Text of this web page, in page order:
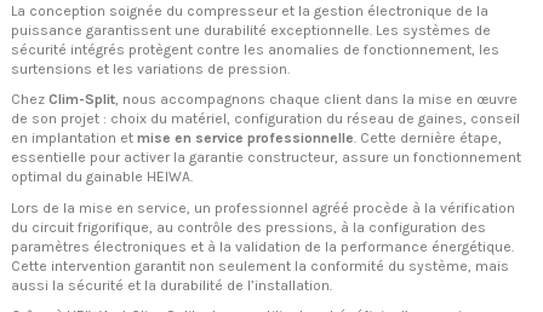
La conception soignée du compresseur et la gestion électronique de la
puissance garantissent une durabilité exceptionnelle. Les systèmes de
sécurité intégrés protègent contre les anomalies de fonctionnement, les
surtensions et les variations de pression.
Chez Clim-Split, nous accompagnons chaque client dans la mise en œuvre
de son projet : choix du matériel, configuration du réseau de gaines, conseil
en implantation et mise en service professionnelle. Cette dernière étape,
essentielle pour activer la garantie constructeur, assure un fonctionnement
optimal du gainable HEIWA.
Lors de la mise en service, un professionnel agréé procède à la vérification
du circuit frigorifique, au contrôle des pressions, à la configuration des
paramètres électroniques et à la validation de la performance énergétique.
Cette intervention garantit non seulement la conformité du système, mais
aussi la sécurité et la durabilité de l’installation.